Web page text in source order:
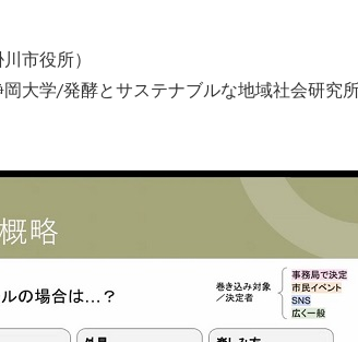
市役所）
大学/発酵とサステナブルな地域社会研究所